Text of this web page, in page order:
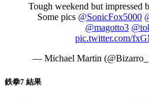
Tough weekend but impressed
Some pics @SonicFox5000
@magotto3
pic.twitter.com/
— Michael Martin
鉄拳7 結果